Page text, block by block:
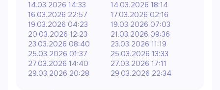
14.03.2026 14:33
14.03.2026 18:14
16.03.2026 22:57
17.03.2026 02:16
19.03.2026 04:23
19.03.2026 07:03
20.03.2026 12:23
21.03.2026 09:36
23.03.2026 08:40
23.03.2026 11:19
25.03.2026 01:37
25.03.2026 13:33
27.03.2026 14:40
27.03.2026 17:11
29.03.2026 20:28
29.03.2026 22:34